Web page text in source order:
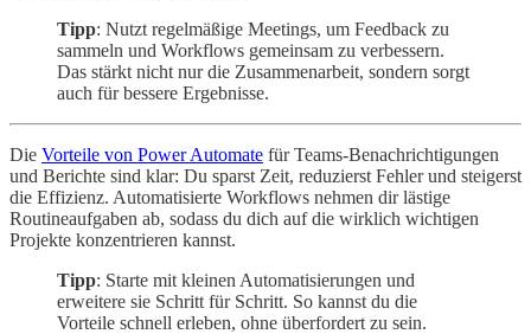
Tipp: Nutzt regelmäßige Meetings, um Feedback zu
sammeln und Workflows gemeinsam zu verbessern.
Das stärkt nicht nur die Zusammenarbeit, sondern sorgt
auch für bessere Ergebnisse.
Die Vorteile von Power Automate für Teams-Benachrichtigungen
und Berichte sind klar: Du sparst Zeit, reduzierst Fehler und steigerst
die Effizienz. Automatisierte Workflows nehmen dir lästige
Routineaufgaben ab, sodass du dich auf die wirklich wichtigen
Projekte konzentrieren kannst.
Tipp: Starte mit kleinen Automatisierungen und
erweitere sie Schritt für Schritt. So kannst du die
Vorteile schnell erleben, ohne überfordert zu sein.